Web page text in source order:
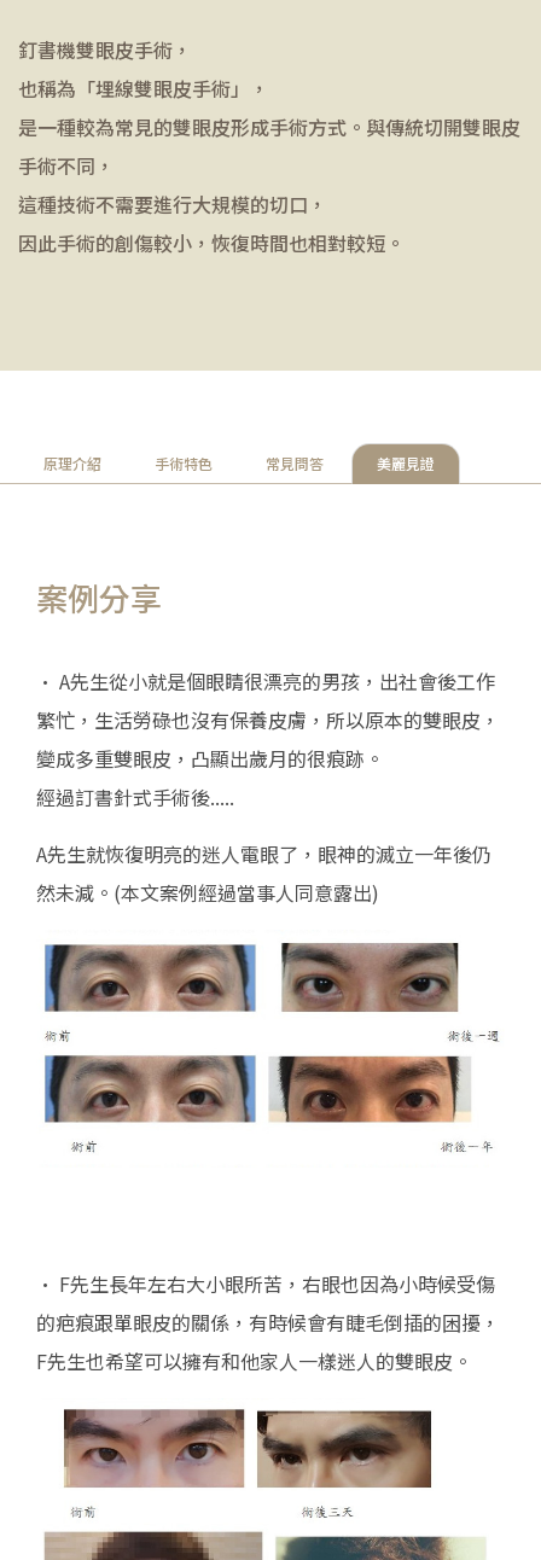
釘書機雙眼皮手術，
也稱為「埋線雙眼皮手術」，
是一種較為常見的雙眼皮形成手術方式。與傳統切開雙眼皮
手術不同，
這種技術不需要進行大規模的切口，
因此手術的創傷較小，恢復時間也相對較短。
原理介紹 手術特色 常見問答 美麗見證
案例分享
• A先生從小就是個眼睛很漂亮的男孩，出社會後工作
繁忙，生活勞碌也沒有保養皮膚，所以原本的雙眼皮，
變成多重雙眼皮，凸顯出歲月的很痕跡。
經過訂書針式手術後.....
A先生就恢復明亮的迷人電眼了，眼神的滅立一年後仍
然未減。(本文案例經過當事人同意露出)
• F先生長年左右大小眼所苦，右眼也因為小時候受傷
的疤痕跟單眼皮的關係，有時候會有睫毛倒插的困擾，
F先生也希望可以擁有和他家人一樣迷人的雙眼皮。